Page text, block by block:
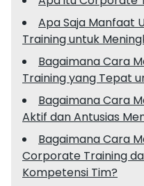
Apa Saja Manfaat
Training untuk
Bagaimana Cara
Training yang Tepat
Bagaimana Cara
Aktif dan Antusias
Bagaimana Cara
Corporate Training
Kompetensi Tim?